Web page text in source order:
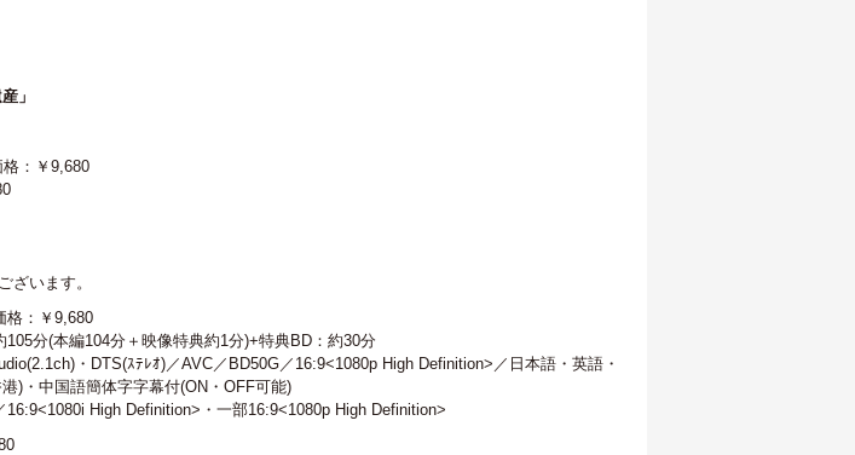
」
：￥9,680
ざいます。
：￥9,680
分(本編104分＋映像特典約1分)+特典BD：約30分
・DTS(ｽﾃﾚｵ)／AVC／BD50G／16:9<1080p High Definition>／日本語・英語・
)・中国語簡体字字幕付(ON・OFF可能)
High Definition>・一部16:9<1080p High Definition>